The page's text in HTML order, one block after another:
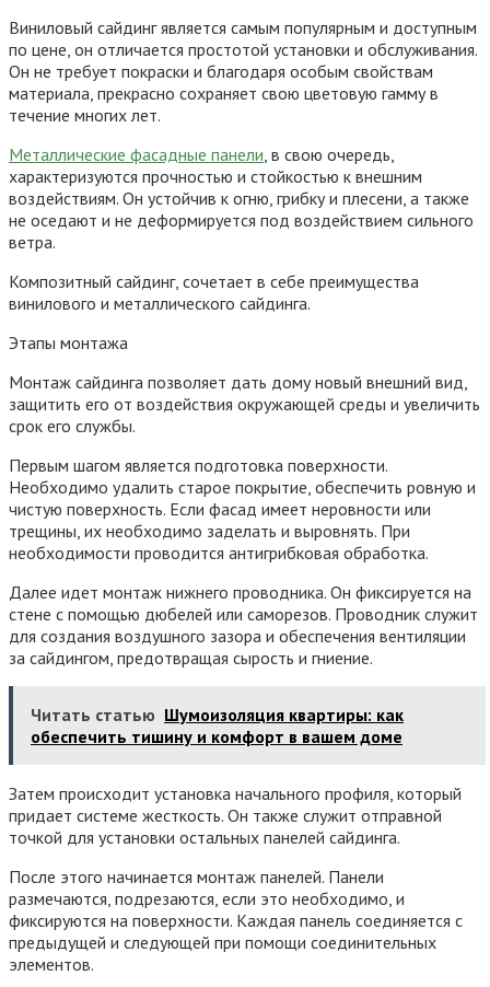
Виниловый сайдинг является самым популярным и доступным
по цене, он отличается простотой установки и обслуживания.
Он не требует покраски и благодаря особым свойствам
материала, прекрасно сохраняет свою цветовую гамму в
течение многих лет.
Металлические фасадные панели , в свою очередь,
характеризуются прочностью и стойкостью к внешним
воздействиям. Он устойчив к огню, грибку и плесени, а также
не оседают и не деформируется под воздействием сильного
ветра.
Композитный сайдинг, сочетает в себе преимущества
винилового и металлического сайдинга.
Этапы монтажа
Монтаж сайдинга позволяет дать дому новый внешний вид,
защитить его от воздействия окружающей среды и увеличить
срок его службы.
Первым шагом является подготовка поверхности.
Необходимо удалить старое покрытие, обеспечить ровную и
чистую поверхность. Если фасад имеет неровности или
трещины, их необходимо заделать и выровнять. При
необходимости проводится антигрибковая обработка.
Далее идет монтаж нижнего проводника. Он фиксируется на
стене с помощью дюбелей или саморезов. Проводник служит
для создания воздушного зазора и обеспечения вентиляции
за сайдингом, предотвращая сырость и гниение.
Читать статью Шумоизоляция квартиры: как
обеспечить тишину и комфорт в вашем доме
Затем происходит установка начального профиля, который
придает системе жесткость. Он также служит отправной
точкой для установки остальных панелей сайдинга.
После этого начинается монтаж панелей. Панели
размечаются, подрезаются, если это необходимо, и
фиксируются на поверхности. Каждая панель соединяется с
предыдущей и следующей при помощи соединительных
элементов.